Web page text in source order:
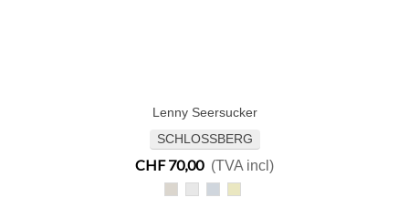
Lenny Seersucker
SCHLOSSBERG
CHF 70,00 (TVA incl)